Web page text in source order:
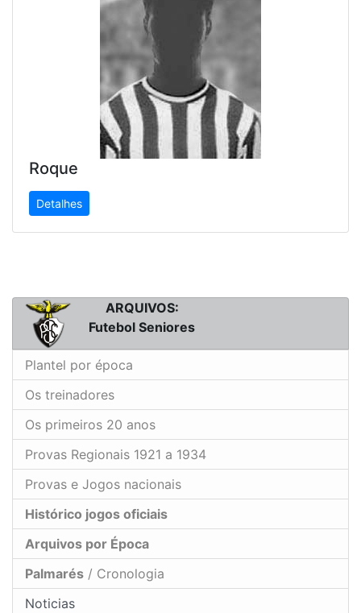
Roque
Detalhes
ARQUIVOS:
Futebol Seniores
Plantel por época
Os treinadores
Os primeiros 20 anos
Provas Regionais 1921 a 1934
Provas e Jogos nacionais
Histórico jogos oficiais
Arquivos por Época
Palmarés / Cronologia
Noticias